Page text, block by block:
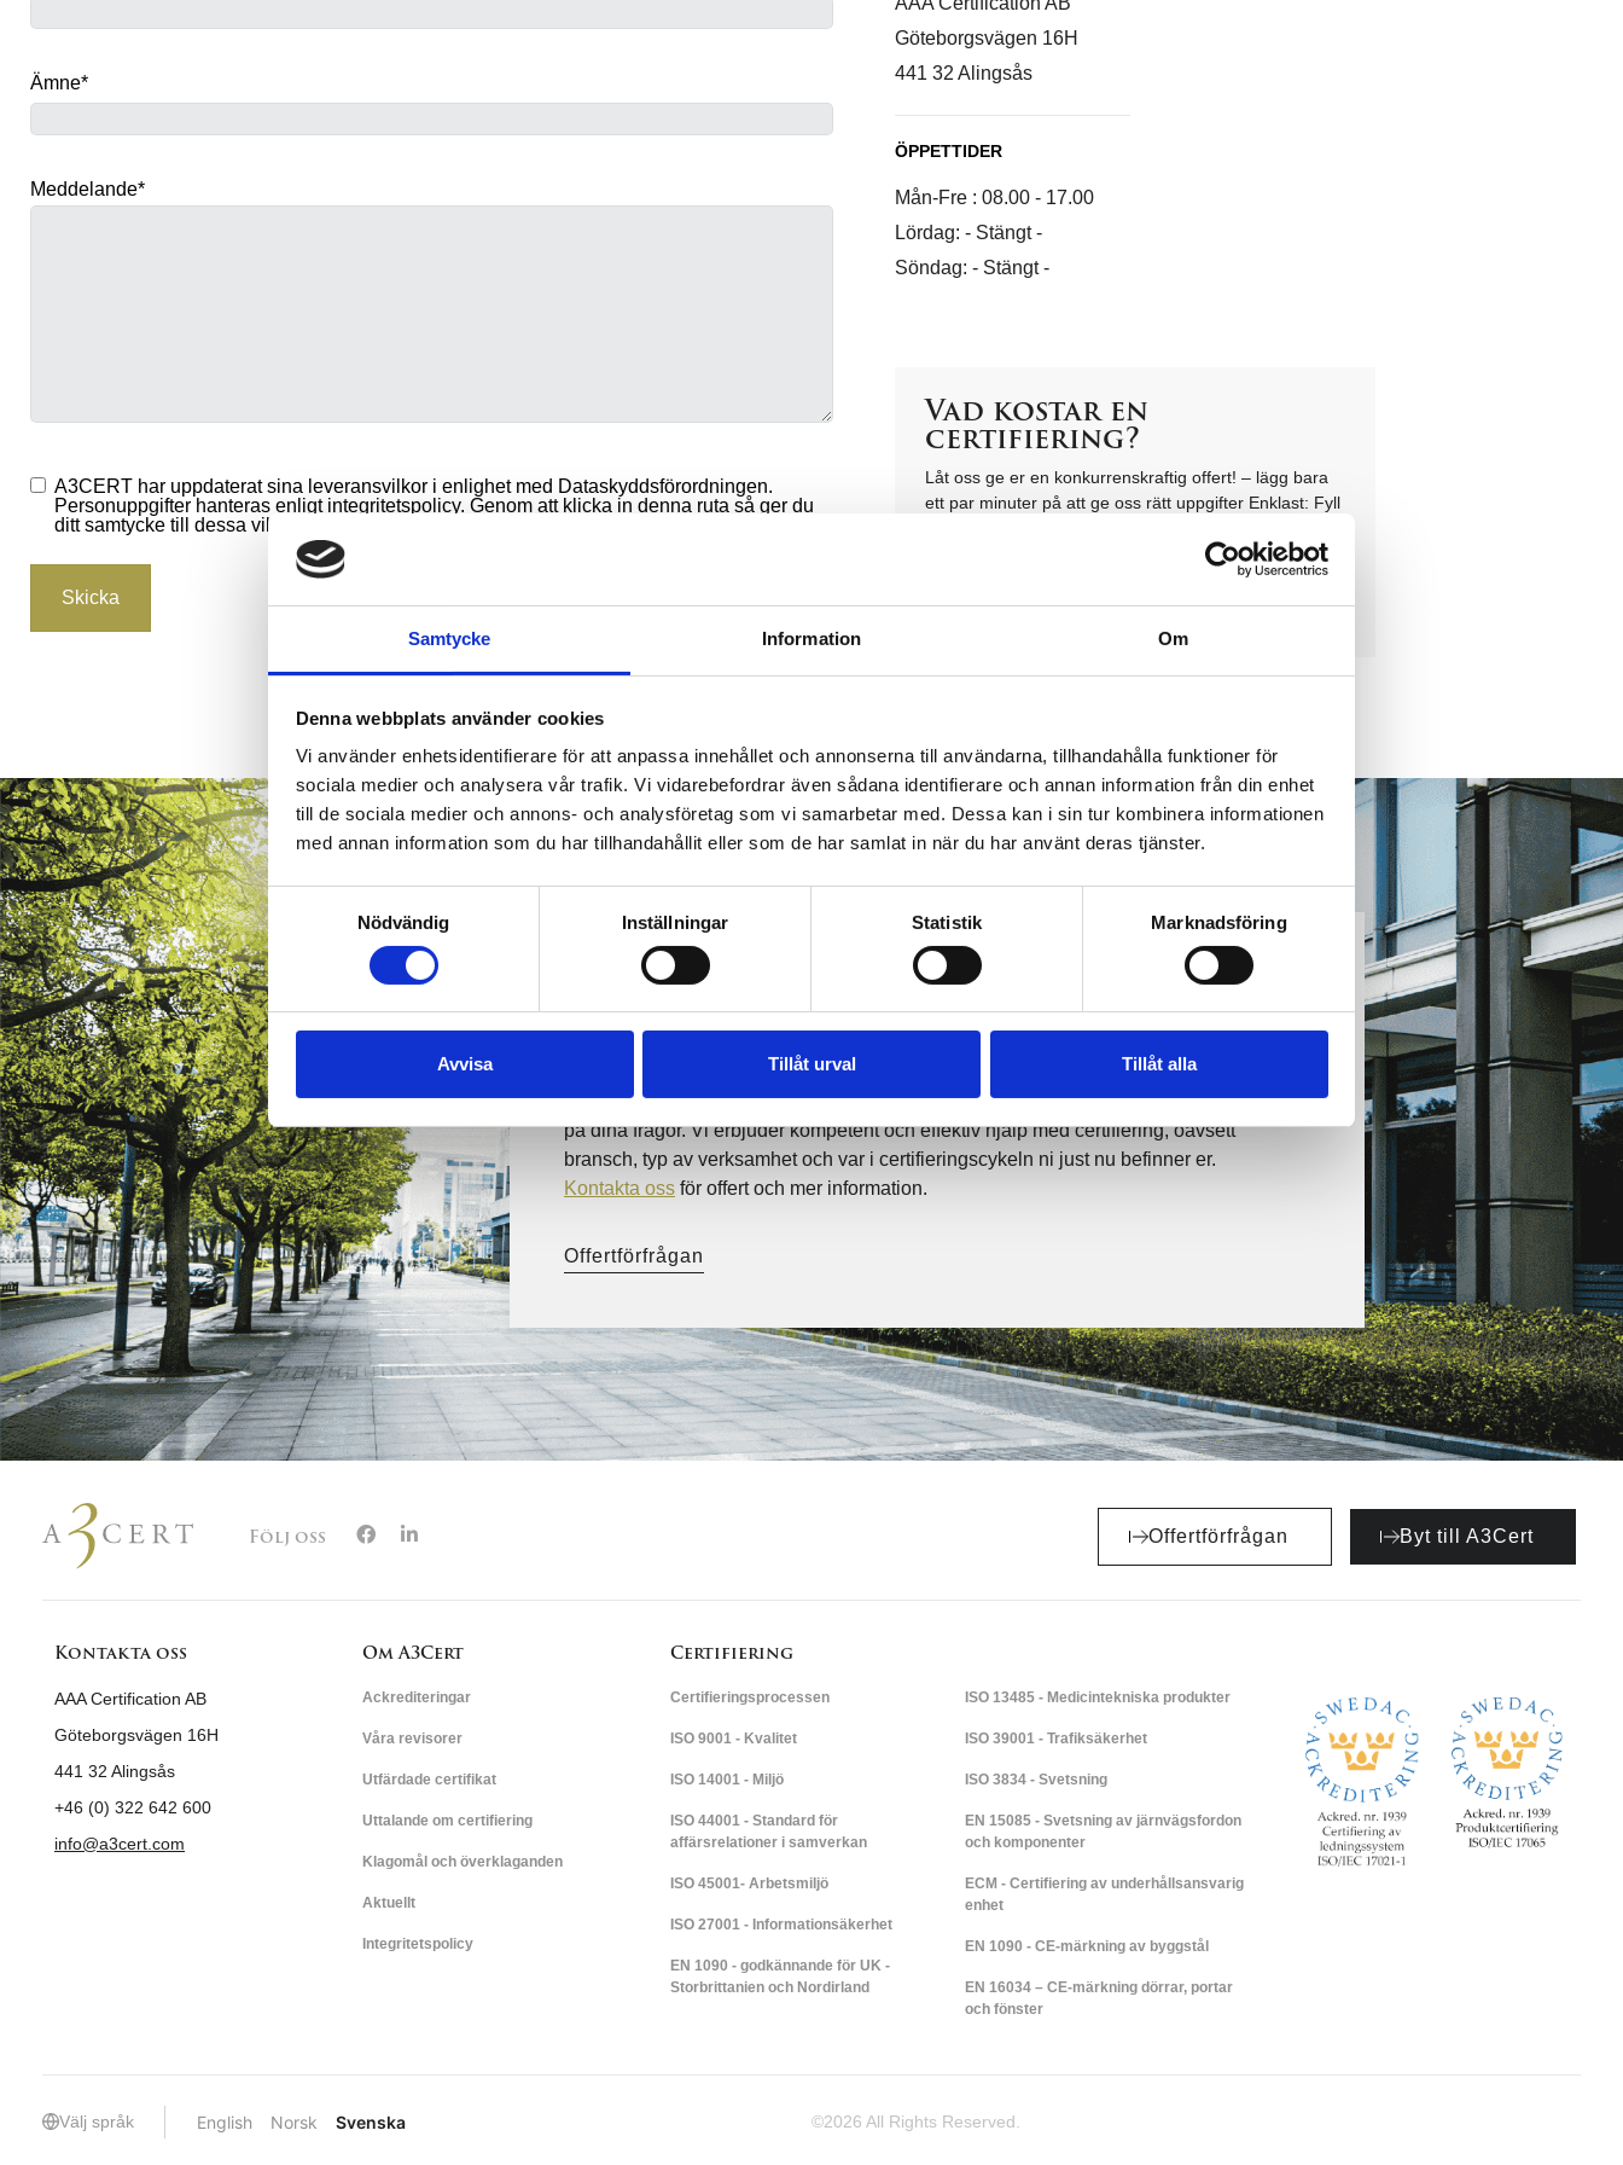
Samtycke Information Om
Denna webbplats använder cookies
Vi använder enhetsidentifierare för att anpassa innehållet och annonserna till användarna, tillhandahålla funktioner för
sociala medier och analysera vår trafik. Vi vidarebefordrar även sådana identifierare och annan information från din enhet
till de sociala medier och annons- och analysföretag som vi samarbetar med. Dessa kan i sin tur kombinera informationen
med annan information som du har tillhandahållit eller som de har samlat in när du har använt deras tjänster.
Samtyckesval
Nödvändig
Inställningar Statistik Marknadsföring
Avvisa Tillåt urval Tillåt alla
Ämne*
Meddelande*
Samtycke*
A3CERT har uppdaterat sina leveransvilkor i enlighet med Dataskyddsförordningen.
Personuppgifter hanteras enligt integritetspolicy. Genom att klicka in denna ruta så ger du
ditt samtycke till dessa villkor.
Göteborgsvägen 16H​
441 32 Alingsås​
ÖPPETTIDER
Mån-Fre : 08.00 - 17.00
Lördag: - Stängt -
Söndag: - Stängt -
Vad kostar en
certifiering?
Låt oss ge er en konkurrenskraftig offert! – lägg bara
ett par minuter på att ge oss rätt uppgifter Enklast: Fyll
Behöver ni hjälp med
certifiering?
Med A3CERT blir certifiering enkelt och lönsamt. När du kontaktar oss får du alltid svar
på dina frågor. Vi erbjuder kompetent och effektiv hjälp med certifiering, oavsett
bransch, typ av verksamhet och var i certifieringscykeln ni just nu befinner er.
Kontakta ossför offert och mer information.
Offertförfrågan
Följ oss Offertförfrågan Byt till A3Cert
Kontakta oss
AAA Certification AB
Göteborgsvägen 16H
441 32 Alingsås
+46 (0) 322 642 600
info@a3cert.com
Om A3Cert
Ackrediteringar
Våra revisorer
Utfärdade certifikat
Uttalande om certifiering
Klagomål och överklaganden
Aktuellt
Integritetspolicy
Certifiering
Certifieringsprocessen
ISO 9001 - Kvalitet
ISO 14001 - Miljö
ISO 44001 - Standard för
affärsrelationer i samverkan
ISO 45001- Arbetsmiljö
ISO 27001 - Informationsäkerhet
EN 1090 - godkännande för UK -
Storbrittanien och Nordirland​​
ISO 13485 - Medicintekniska produkter
ISO 39001 - Trafiksäkerhet
ISO 3834 - Svetsning
EN 15085 - Svetsning av järnvägsfordon
och komponenter
ECM - Certifiering av underhållsansvarig
enhet
EN 1090 - CE-märkning av byggstål
EN 16034 – CE-märkning dörrar, portar
och fönster​​
Välj språk English Norsk Svenska ©2026 All Rights Reserved.